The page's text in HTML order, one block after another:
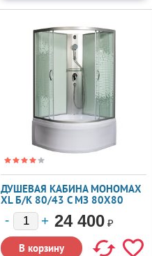
ДУШЕВАЯ КАБИНА МОНОМАХ
XL Б/К 80/43 C МЗ 80X80
24 400 ₽